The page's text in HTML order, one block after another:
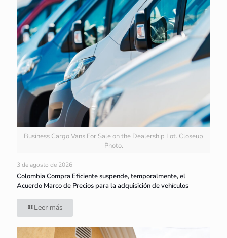
Business Cargo Vans For Sale on the Dealership Lot. Closeup
Photo.
3 de agosto de 2026
Colombia Compra Eficiente suspende, temporalmente, el
Acuerdo Marco de Precios para la adquisición de vehículos
Leer más